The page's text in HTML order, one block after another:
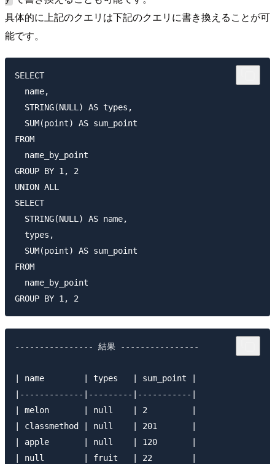
具体的に上記のクエリは下記のクエリに書き換えることが可
能です。
SELECT
  name,
  STRING(NULL) AS types,
  SUM(point) AS sum_point
FROM
  name_by_point
GROUP BY 1, 2
UNION ALL
SELECT
  STRING(NULL) AS name,
  types,
  SUM(point) AS sum_point
FROM
  name_by_point
---------------- 結果 ----------------
| name        | types   | sum_point |
|-------------|---------|-----------|
| melon       | null    | 2         |
| classmethod | null    | 201       |
| apple       | null    | 120       |
| null        | fruit   | 22        |